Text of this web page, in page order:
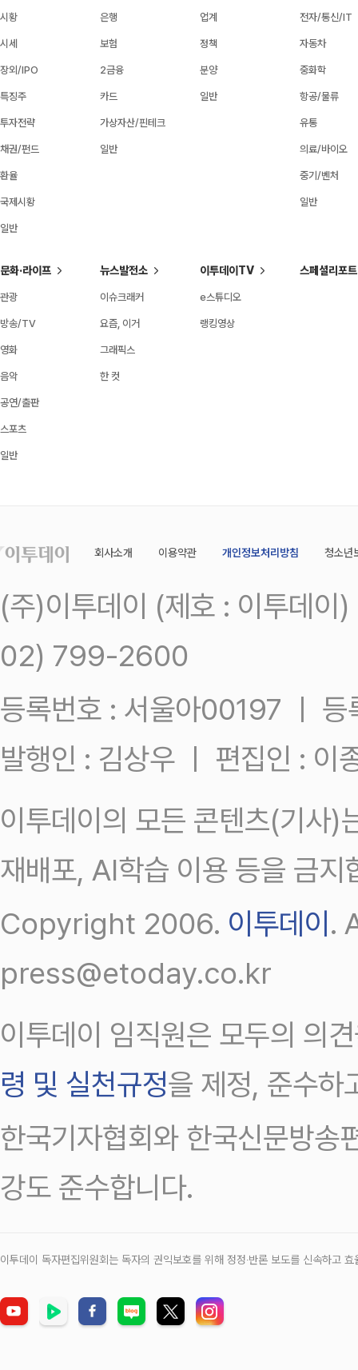
시황
시세
장외/IPO
특징주
투자전략
채권/펀드
환율
국제시황
일반
은행
보험
2금융
카드
가상자산/핀테크
일반
업계
정책
분양
일반
전자/통신/IT
자동차
중화학
항공/물류
유통
의료/바이오
중기/벤처
일반
문화·라이프
관광
방송/TV
영화
음악
공연/출판
스포츠
일반
뉴스발전소
이슈크래커
요즘, 이거
그래픽스
한 컷
이투데이TV
e스튜디오
랭킹영상
스페셜리포트
회사소개 이용약관 개인정보처리방침 청소년
(주)이투데이 (제호 : 이투데
02) 799-2600
등록번호 : 서울아00197 ㅣ
발행인 : 김상우 ㅣ 편집인 : 이
이투데이의 모든 콘텐츠(기사)
재배포, AI학습 이용 등을 금지
Copyright 2006. 이투데이 .
press@etoday.co.kr
이투데이 임직원은 모두의 의
령 및 실천규정을 제정, 준수하
한국기자협회와 한국신문방송
강도 준수합니다.
이투데이 독자편집위원회는 독자의 권익보호를 위해 정정‧반론 보도를 신속하고